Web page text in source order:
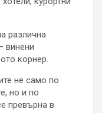
различна
винени
корнер.
не само по
но и по
превърна в